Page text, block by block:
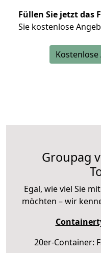
Füllen Sie jetzt das
Sie kostenlose
Groupag
Egal, wie viel Sie
möchten – wir
20er-Container: